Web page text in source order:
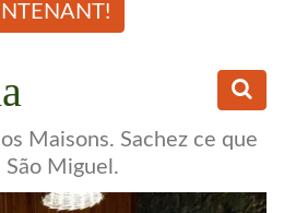
Maisons. Sachez ce que
Miguel.